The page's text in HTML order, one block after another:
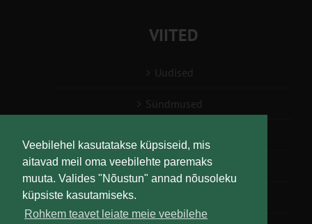
Veebilehel kasutatakse küpsiseid, mis
aitavad meil oma veebilehte paremaks
muuta. Valides "Nõustun" annad nõusoleku
küpsiste kasutamiseks.
Rohkem teavet leiate meie veebilehe
VIITED
Uudised
Sündmused
Teabesalv
Liitu uudiskirjaga